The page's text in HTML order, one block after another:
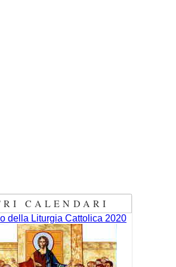
CALENDARI
della Liturgia Cattolica 2020